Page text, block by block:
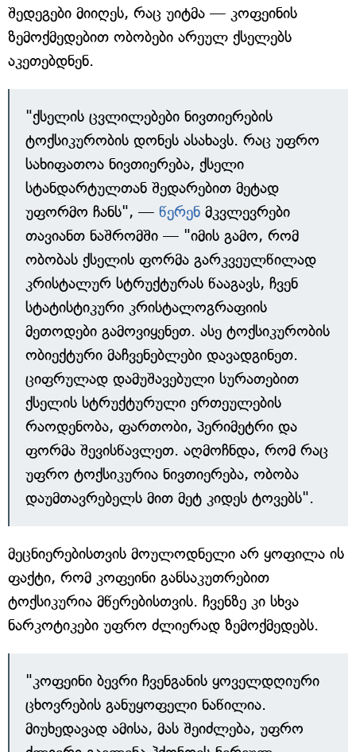
შედეგები მიიღეს, რაც უიტმა — კოფეინის
ზემოქმედებით ობობები არეულ ქსელებს
აკეთებდნენ.
"ქსელის ცვლილებები ნივთიერების
ტოქსიკურობის დონეს ასახავს. რაც უფრო
სახიფათოა ნივთიერება, ქსელი
სტანდარტულთან შედარებით მეტად
უფორმო ჩანს", — წერენ მკვლევრები
თავიანთ ნაშრომში — "იმის გამო, რომ
ობობას ქსელის ფორმა გარკვეულწილად
კრისტალურ სტრუქტურას წააგავს, ჩვენ
სტატისტიკური კრისტალოგრაფიის
მეთოდები გამოვიყენეთ. ასე ტოქსიკურობის
ობიექტური მაჩვენებლები დავადგინეთ.
ციფრულად დამუშავებული სურათებით
ქსელის სტრუქტურული ერთეულების
რაოდენობა, ფართობი, პერიმეტრი და
ფორმა შევისწავლეთ. აღმოჩნდა, რომ რაც
უფრო ტოქსიკურია ნივთიერება, ობობა
დაუმთავრებელს მით მეტ კიდეს ტოვებს".
მეცნიერებისთვის მოულოდნელი არ ყოფილა ის
ფაქტი, რომ კოფეინი განსაკუთრებით
ტოქსიკურია მწერებისთვის. ჩვენზე კი სხვა
ნარკოტიკები უფრო ძლიერად ზემოქმედებს.
"კოფეინი ბევრი ჩვენგანის ყოველდღიური
ცხოვრების განუყოფელი ნაწილია.
მიუხედავად ამისა, მას შეიძლება, უფრო